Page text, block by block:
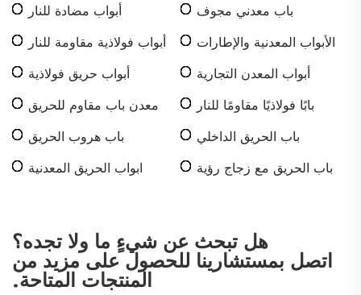
باب معدني مجوف
أبواب مضادة للنار
الأبواب المعدنية والإطارات
أبواب فولاذية مقاومة للنار
أبواب المعدن التجارية
أبواب حريق فولاذية
بابًا فولاذيًا مقاومًا للنار
معدن باب مقاوم للحريق
باب الحريق الداخلي
باب هروب الحريق
باب الحريق مع زجاج رؤية
ابواب الحريق المعدنية
هل تبحث عن شيءٍ ما ولا تجده؟
اتصل بمستشارينا للحصول على مزيد من
المنتجات المتاحة.